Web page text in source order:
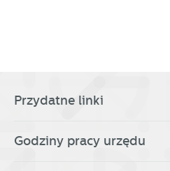
Przydatne linki
Godziny pracy urzędu